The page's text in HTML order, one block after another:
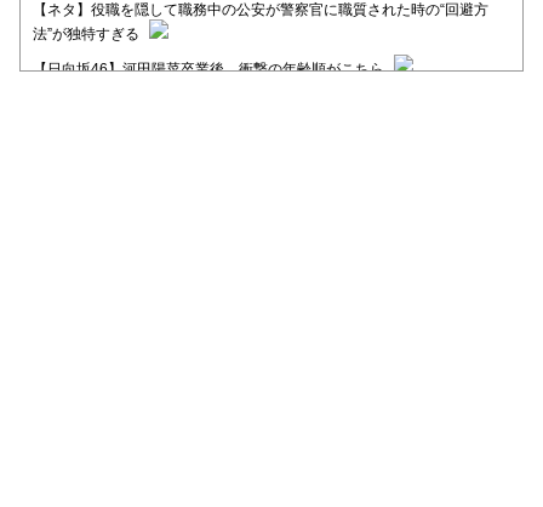
【ネタ】役職を隠して職務中の公安が警察官に職質された時の“回避方
法”が独特すぎる
【日向坂46】河田陽菜卒業後、衝撃の年齢順がこちら